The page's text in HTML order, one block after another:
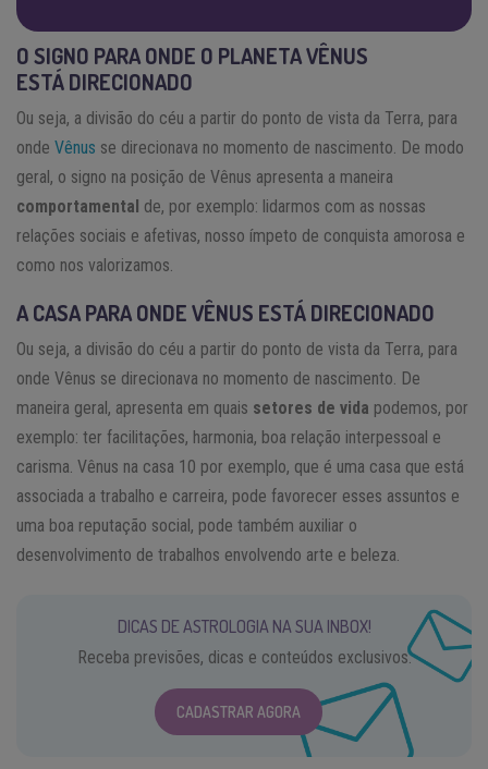
O SIGNO PARA ONDE O PLANETA VÊNUS
ESTÁDIRECIONADO
Ou seja, a divisão do céu a partir do ponto de vista da Terra, para
onde Vênus se direcionava no momento de nascimento. De modo
geral, o signo na posição de Vênus apresenta a maneira
comportamental de, por exemplo: lidarmos com as nossas
relações sociais e afetivas, nosso ímpeto de conquista amorosa e
como nos valorizamos.
A CASA PARA ONDE VÊNUS ESTÁDIRECIONADO
Ou seja, a divisão do céu a partir do ponto de vista da Terra, para
onde Vênus se direcionava no momento de nascimento. De
maneira geral, apresenta em quais setores de vida podemos, por
exemplo: ter facilitações, harmonia, boa relação interpessoal e
carisma. Vênus na casa 10 por exemplo, que é uma casa que está
associada a trabalho e carreira, pode favorecer esses assuntos e
uma boa reputação social, pode também auxiliar o
desenvolvimento de trabalhos envolvendo arte e beleza.
DICAS DE ASTROLOGIA NA SUA INBOX!
Receba previsões, dicas e conteúdos exclusivos.
CADASTRAR AGORA